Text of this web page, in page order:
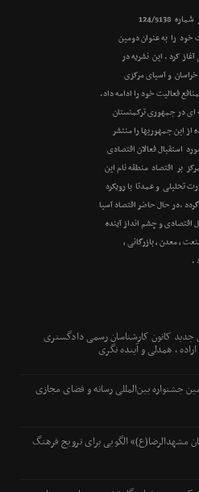
خود را به عنوان دومین
کرد . این نشریه در
و آسیای مرکزی
فعالیت خود را ادامه داد.
ای در جمهوری ترکمنستان
این جمهوریها را منتشر
استقبال فعالان اقتصادی
تحلیلی و عمدتا با رویکرد
.در حال حاضر اقتصاد آسیا
اقتصادی و چشم انداز آینده
، معدن ، بازرگانی ،
.
جدید کانون کارشناسان رسمی دادگستری
، همدلی و آینده نگری
جشنواره بین‌المللی رسانه و فضای مجازی
مشهدالرضا(ع)» الگویی برای ترویج فرهنگ